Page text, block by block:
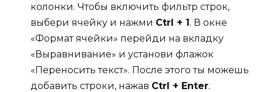
колонки. Чтобы включить фильтр строк,
выбери ячейку и нажми Сtrl + 1. В окне
«Формат ячейки» перейди на вкладку
«Выравнивание» и установи флажок
«Переносить текст». После этого ты можешь
добавить строки, нажав Сtrl + Enter.